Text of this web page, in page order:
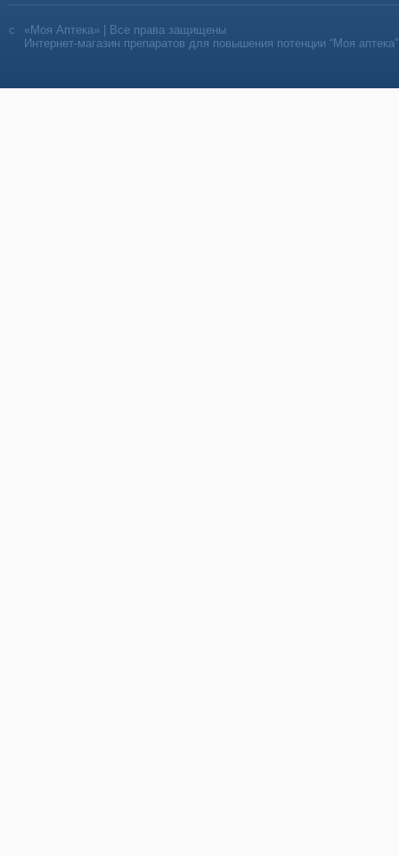
«Моя Аптека» | Все права защищены
Интернет-магазин препаратов для повышения потенции “Моя